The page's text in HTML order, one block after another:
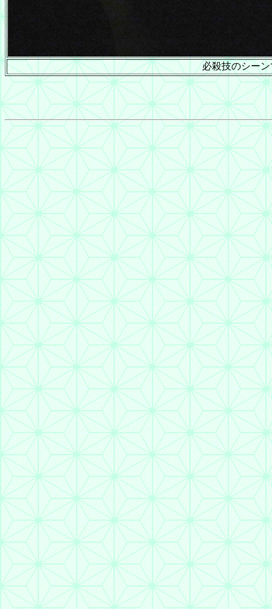
必殺技のシー